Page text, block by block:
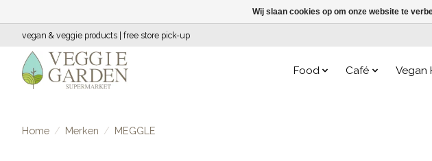
vegan & veggie products | free store pick-up
Food Café Vegan
Home / Merken / MEGGLE
Wij slaan cookies op om onze website te